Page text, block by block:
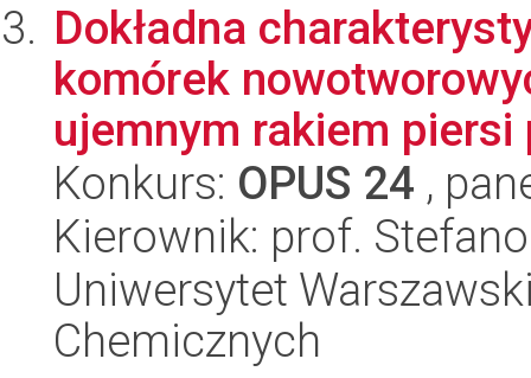
Dokładna
komórek
ujemnym rakiem piersi
Konkurs: OPUS 24 ,
Kierownik: prof.
Uniwersytet
Chemicznych